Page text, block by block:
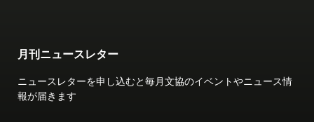
月刊ニュースレター
ニュースレターを申し込むと毎月文協のイベントやニュース情
報が届きます